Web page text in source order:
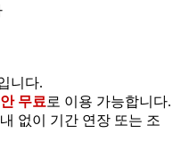
니다.
무료 로 이용 가능합니다.
없이 기간 연장 또는 조